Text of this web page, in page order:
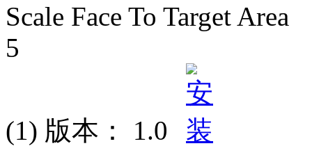
Scale Face To Target Area
5
(1) 版本： 1.0